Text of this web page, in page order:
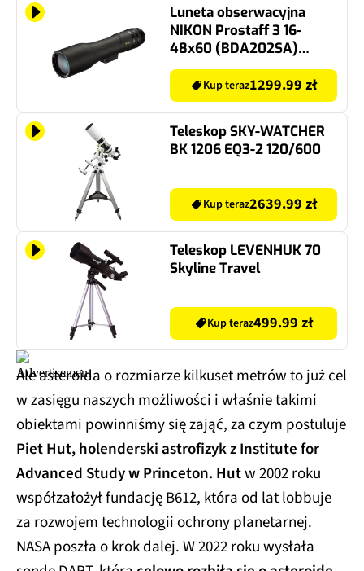
Luneta obserwacyjna
NIKON Prostaff 3 16-
48x60 (BDA202SA)
Kup teraz1299.99 zł
Teleskop SKY-WATCHER
BK 1206 EQ3-2 120/600
Kup teraz2639.99 zł
Teleskop LEVENHUK 70
Skyline Travel
Kup teraz499.99 zł
Ale asteroida o rozmiarze kilkuset metrów to już cel
w zasięgu naszych możliwości i właśnie takimi
obiektami powinniśmy się zająć, za czym postuluje
Piet Hut, holenderski astrofizyk z Institute for
Advanced Study w Princeton. Hutw 2002 roku
współzałożył fundację B612, która od lat lobbuje
za rozwojem technologii ochrony planetarnej.
NASA poszła o krok dalej. W 2022 roku wysłała